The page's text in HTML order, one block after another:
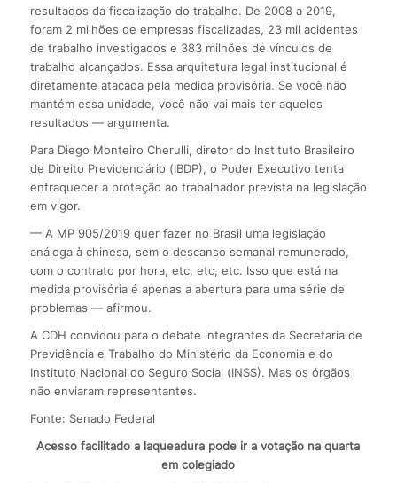
resultados da fiscalização do trabalho. De 2008 a 2019,
foram 2 milhões de empresas fiscalizadas, 23 mil acidentes
de trabalho investigados e 383 milhões de vínculos de
trabalho alcançados. Essa arquitetura legal institucional é
diretamente atacada pela medida provisória. Se você não
mantém essa unidade, você não vai mais ter aqueles
resultados — argumenta.
Para Diego Monteiro Cherulli, diretor do Instituto Brasileiro
de Direito Previdenciário (IBDP), o Poder Executivo tenta
enfraquecer a proteção ao trabalhador prevista na legislação
em vigor.
— A MP 905/2019 quer fazer no Brasil uma legislação
análoga à chinesa, sem o descanso semanal remunerado,
com o contrato por hora, etc, etc, etc. Isso que está na
medida provisória é apenas a abertura para uma série de
problemas — afirmou.
A CDH convidou para o debate integrantes da Secretaria de
Previdência e Trabalho do Ministério da Economia e do
Instituto Nacional do Seguro Social (INSS). Mas os órgãos
não enviaram representantes.
Fonte: Senado Federal
Acesso facilitado a laqueadura pode ir a votação na quarta
em colegiado